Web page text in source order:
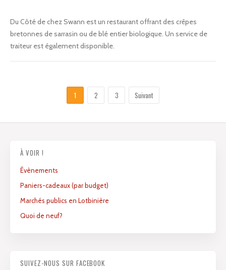
Du Côté de chez Swann est un restaurant offrant des crêpes
bretonnes de sarrasin ou de blé entier biologique. Un service de
traiteur est également disponible.
1 2 3 Suivant
À VOIR !
Évènements
Paniers-cadeaux (par budget)
Marchés publics en Lotbinière
Quoi de neuf?
SUIVEZ-NOUS SUR FACEBOOK